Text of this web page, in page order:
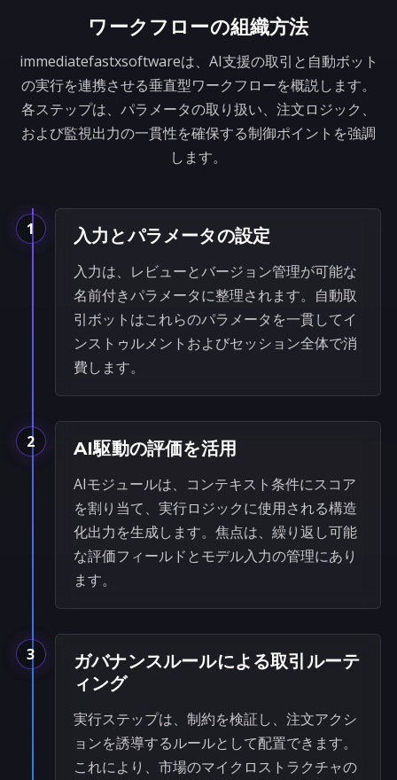
ワークフローの組織方法
immediatefastxsoftwareは、AI支援の取引と自動ボット
の実行を連携させる垂直型ワークフローを概説します。
各ステップは、パラメータの取り扱い、注文ロジック、
および監視出力の一貫性を確保する制御ポイントを強調
します。
1 入力とパラメータの設定
入力は、レビューとバージョン管理が可能な
名前付きパラメータに整理されます。自動取
引ボットはこれらのパラメータを一貫してイ
ンストゥルメントおよびセッション全体で消
費します。
2 AI駆動の評価を活用
AIモジュールは、コンテキスト条件にスコア
を割り当て、実行ロジックに使用される構造
化出力を生成します。焦点は、繰り返し可能
な評価フィールドとモデル入力の管理にあり
ます。
3
ガバナンスルールによる取引ルーテ
ィング
実行ステップは、制約を検証し、注文アクシ
ョンを誘導するルールとして配置できます。
これにより、市場のマイクロストラクチャの